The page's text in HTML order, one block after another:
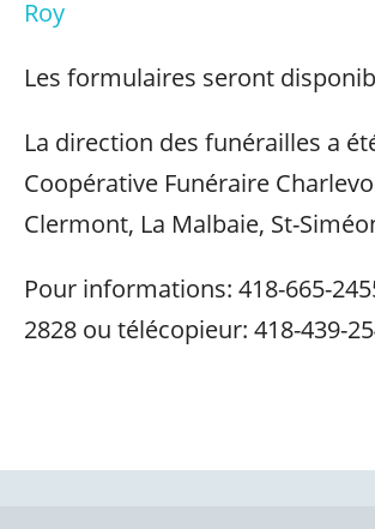
Roy
Les formulaires seront
La direction des funérailles a
Coopérative Funéraire
Clermont, La Malbaie, St-
Pour informations: 418-665-
2828 ou télécopieur: 418-439-